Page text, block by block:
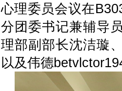
心理委员会议在
分团委书记兼辅导
理部副部长沈洁璇
以及伟德